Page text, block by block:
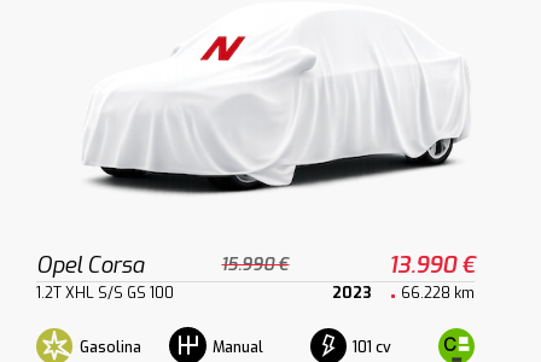
Opel Corsa 15.990 € 13.990 €
1.2T XHL S/S GS 100 2023 66.228 km
Gasolina Manual 101 cv